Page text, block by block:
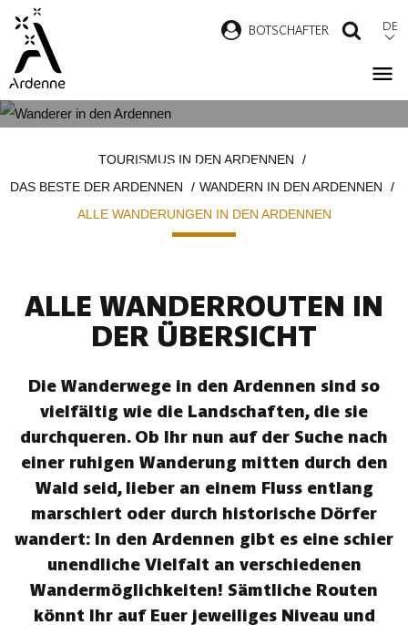
Direkt
zum
Inhalt
BOTSCHAFTER DE
ARDENNEN
TOURISMUS IN DEN ARDENNEN
DAS BESTE DER ARDENNEN
WANDERN IN DEN ARDENNEN
ALLE WANDERUNGEN IN DEN ARDENNEN
ALLE WANDERROUTEN IN
DER ÜBERSICHT
Die Wanderwege in den Ardennen sind so
vielfältig wie die Landschaften, die sie
durchqueren. Ob Ihr nun auf der Suche nach
einer ruhigen Wanderung mitten durch den
Wald seid, lieber an einem Fluss entlang
marschiert oder durch historische Dörfer
wandert: In den Ardennen gibt es eine schier
unendliche Vielfalt an verschiedenen
Wandermöglichkeiten! Sämtliche Routen
könnt Ihr auf Euer jeweiliges Niveau und